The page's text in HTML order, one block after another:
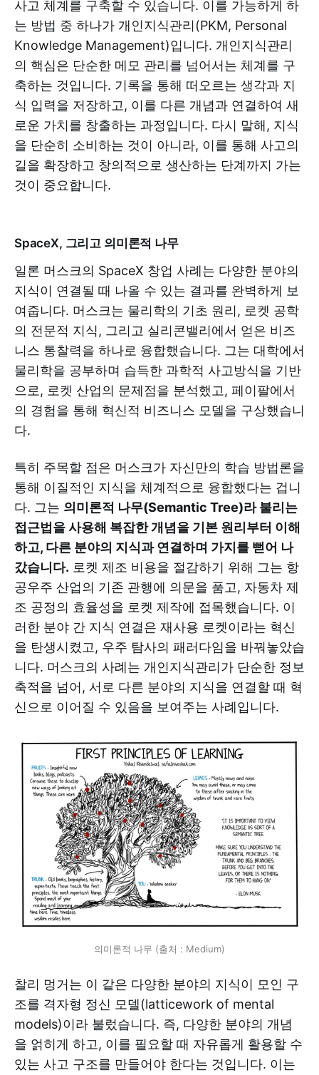
사고 체계를 구축할 수 있습니다. 이를 가능하게 하
는 방법 중 하나가 개인지식관리(PKM, Personal
Knowledge Management)입니다. 개인지식관리
의 핵심은 단순한 메모 관리를 넘어서는 체계를 구
축하는 것입니다. 기록을 통해 떠오르는 생각과 지
식 입력을 저장하고, 이를 다른 개념과 연결하여 새
로운 가치를 창출하는 과정입니다. 다시 말해, 지식
을 단순히 소비하는 것이 아니라, 이를 통해 사고의
길을 확장하고 창의적으로 생산하는 단계까지 가는
것이 중요합니다.
SpaceX, 그리고 의미론적 나무
일론 머스크의 SpaceX 창업 사례는 다양한 분야의
지식이 연결될 때 나올 수 있는 결과를 완벽하게 보
여줍니다. 머스크는 물리학의 기초 원리, 로켓 공학
의 전문적 지식, 그리고 실리콘밸리에서 얻은 비즈
니스 통찰력을 하나로 융합했습니다. 그는 대학에서
물리학을 공부하며 습득한 과학적 사고방식을 기반
으로, 로켓 산업의 문제점을 분석했고, 페이팔에서
의 경험을 통해 혁신적 비즈니스 모델을 구상했습니
다.
특히 주목할 점은 머스크가 자신만의 학습 방법론을
통해 이질적인 지식을 체계적으로 융합했다는 겁니
다. 그는 의미론적 나무(Semantic Tree)라 불리는
접근법을 사용해 복잡한 개념을 기본 원리부터 이해
하고, 다른 분야의 지식과 연결하며 가지를 뻗어 나
갔습니다. 로켓 제조 비용을 절감하기 위해 그는 항
공우주 산업의 기존 관행에 의문을 품고, 자동차 제
조 공정의 효율성을 로켓 제작에 접목했습니다. 이
러한 분야 간 지식 연결은 재사용 로켓이라는 혁신
을 탄생시켰고, 우주 탐사의 패러다임을 바꿔놓았습
니다. 머스크의 사례는 개인지식관리가 단순한 정보
축적을 넘어, 서로 다른 분야의 지식을 연결할 때 혁
신으로 이어질 수 있음을 보여주는 사례입니다.
의미론적 나무 (출처 : Medium)
찰리 멍거는 이 같은 다양한 분야의 지식이 모인 구
조를 격자형 정신 모델(latticework of mental
models)이라 불렀습니다. 즉, 다양한 분야의 개념
을 얽히게 하고, 이를 필요할 때 자유롭게 활용할 수
있는 사고 구조를 만들어야 한다는 것입니다. 이는